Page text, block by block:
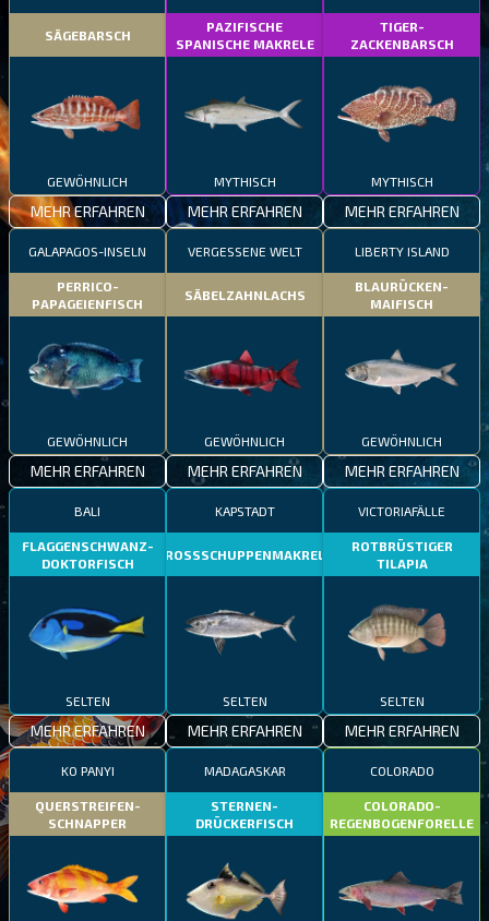
SÄGEBARSCH
GEWÖHNLICH
MEHR ERFAHREN
PAZIFISCHE
SPANISCHE MAKRELE
MYTHISCH
MEHR ERFAHREN
TIGER-
ZACKENBARSCH
MYTHISCH
MEHR ERFAHREN
GALAPAGOS-INSELN
PERRICO-
PAPAGEIENFISCH
GEWÖHNLICH
MEHR ERFAHREN
VERGESSENE WELT
SÄBELZAHNLACHS
GEWÖHNLICH
MEHR ERFAHREN
LIBERTY ISLAND
BLAURÜCKEN-
MAIFISCH
GEWÖHNLICH
MEHR ERFAHREN
BALI
FLAGGENSCHWANZ-
DOKTORFISCH
SELTEN
MEHR ERFAHREN
KAPSTADT
GROSSSCHUPPENMAKRELE
SELTEN
MEHR ERFAHREN
VICTORIAFÄLLE
ROTBRÜSTIGER
TILAPIA
SELTEN
MEHR ERFAHREN
KO PANYI
QUERSTREIFEN-
SCHNAPPER
MADAGASKAR
STERNEN-
DRÜCKERFISCH
COLORADO
COLORADO-
REGENBOGENFORELLE